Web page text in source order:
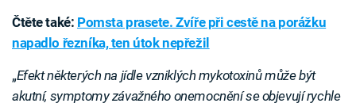
Čtěte také: Pomsta prasete. Zvíře při cestě na porážku
napadlo řezníka, ten útok nepřežil
„Efekt některých na jídle vzniklých mykotoxinů může být
akutní, symptomy závažného onemocnění se objevují rychle